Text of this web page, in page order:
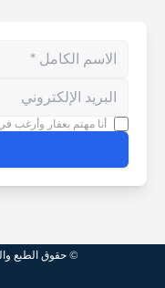
phone number
أنا مهتم بعقار وأرغب
© حقوق الطبع والنشر 2026. جميع